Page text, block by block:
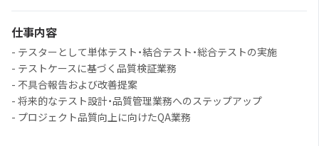
仕事内容
- テスターとして単体テスト・結合テスト・総合テストの実施
- テストケースに基づく品質検証業務
- 不具合報告および改善提案
- 将来的なテスト設計・品質管理業務へのステップアップ
- プロジェクト品質向上に向けたQA業務